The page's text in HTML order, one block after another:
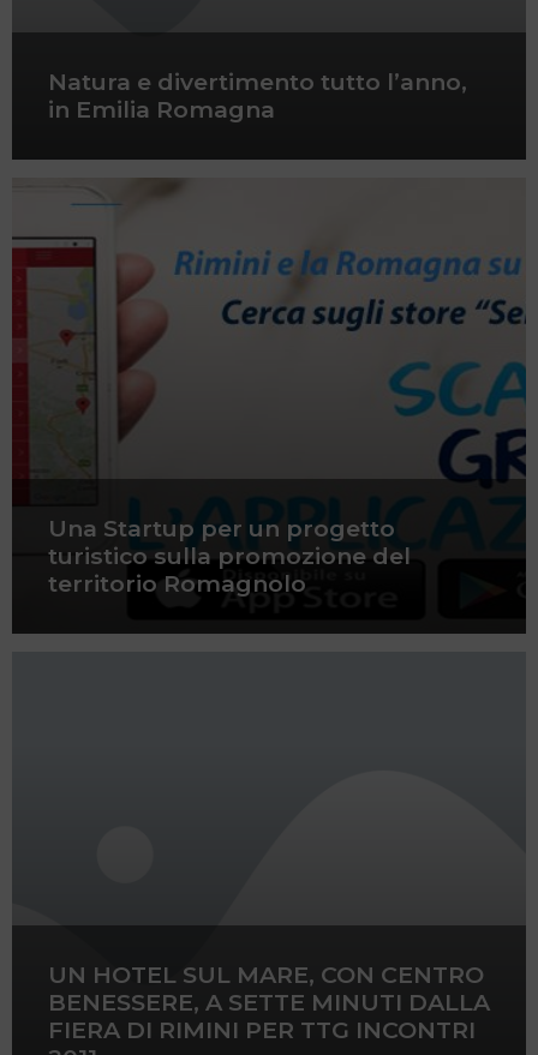
Natura e divertimento tutto l’anno,
in Emilia Romagna
Una Startup per un progetto
turistico sulla promozione del
territorio Romagnolo
UN HOTEL SUL MARE, CON CENTRO
BENESSERE, A SETTE MINUTI DALLA
FIERA DI RIMINI PER TTG INCONTRI